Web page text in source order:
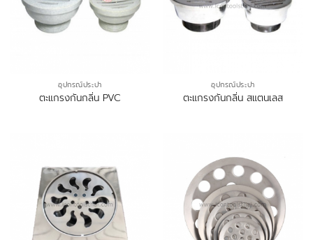
อุปกรณ์ประปา
ตะแกรงกันกลิ่น PVC
อุปกรณ์ประปา
ตะแกรงกันกลิ่น สแตนเลส